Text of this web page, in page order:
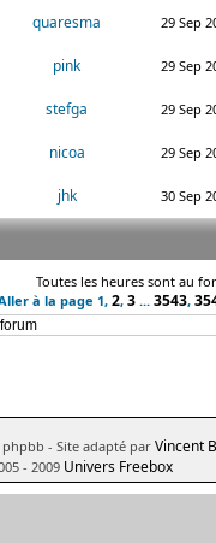
quaresma 29 Sep
pink 29 Sep
stefga 29 Sep
nicoa 29 Sep
jhk 30 Sep
Toutes les heures sont au
à la page 1, 2, 3 ... 3543,
phpbb - Site adapté par Vincent
- 2009 Univers Freebox